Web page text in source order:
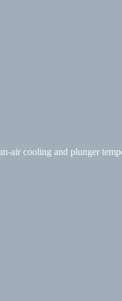
air cooling and plunger